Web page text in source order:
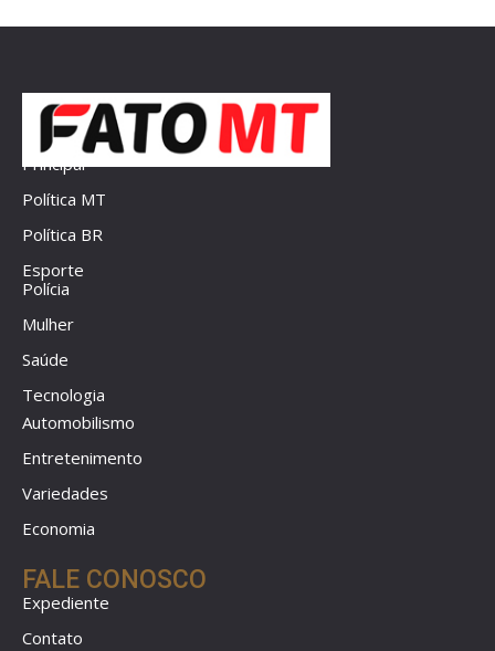
Principal
Política MT
Política BR
Esporte
Polícia
Mulher
Saúde
Tecnologia
Automobilismo
Entretenimento
Variedades
Economia
FALE CONOSCO
Expediente
Contato